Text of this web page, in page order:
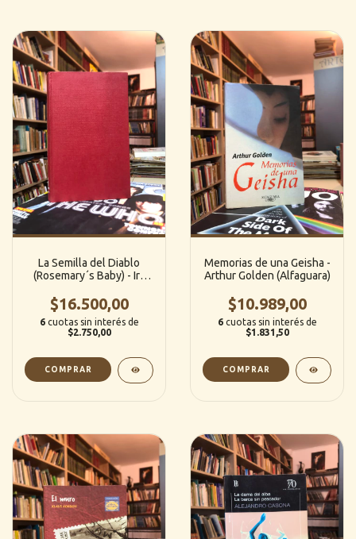
La Semilla del Diablo
(Rosemary´s Baby) - Ira
$16.500,00
6 cuotas sin interés de
$2.750,00
Memorias de una Geisha -
Arthur Golden (Alfaguara)
$10.989,00
6 cuotas sin interés de
$1.831,50